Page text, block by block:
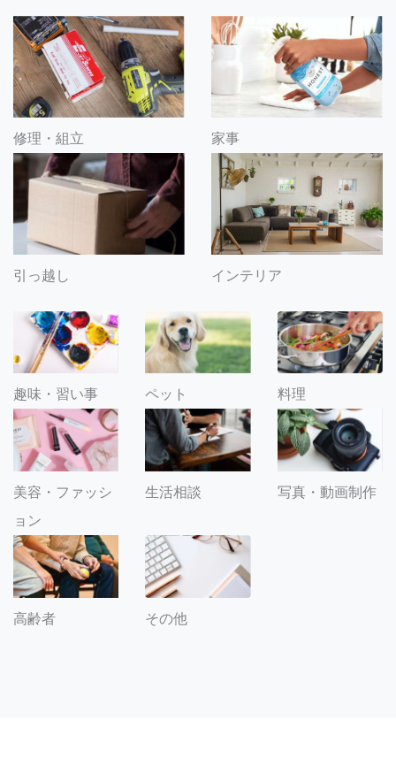
修理・組立 家事
引っ越し インテリア
趣味・習い事 ペット 料理
美容・ファッシ
ョン
生活相談 写真・動画制作
高齢者 その他